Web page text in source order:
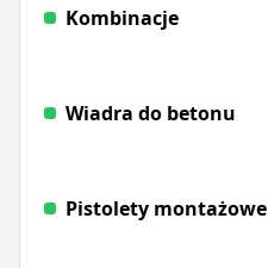
Kombinacje
Wiadra do betonu
Pistolety montażowe